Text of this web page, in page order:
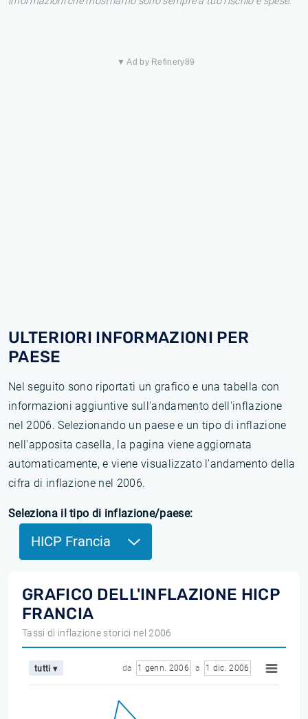
▼ Ad by Refinery89
ULTERIORI INFORMAZIONI PER
PAESE
Nel seguito sono riportati un grafico e una tabella con
informazioni aggiuntive sull'andamento dell'inflazione
nel 2006. Selezionando un paese e un tipo di inflazione
nell'apposita casella, la pagina viene aggiornata
automaticamente, e viene visualizzato l'andamento della
cifra di inflazione nel 2006.
Seleziona il tipo di inflazione/paese:
HICP Francia
GRAFICO DELL'INFLAZIONE HICP
FRANCIA
Tassi di inflazione storici nel 2006
tutti ▾ da 1 genn. 2006 a 1 dic. 2006